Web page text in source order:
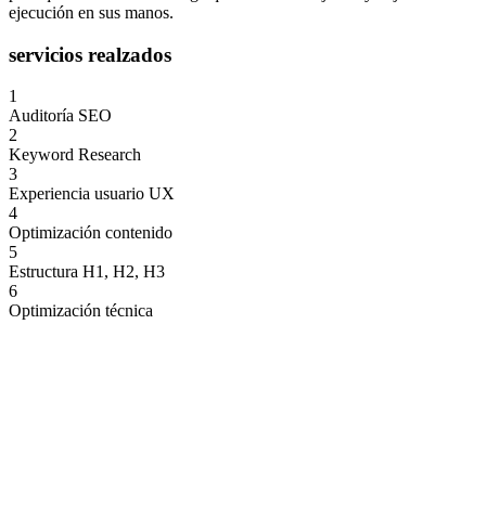
ejecución en sus manos.
servicios realzados
1
Auditoría SEO
2
Keyword Research
3
Experiencia usuario UX
4
Optimización contenido
5
Estructura H1, H2, H3
6
Optimización técnica